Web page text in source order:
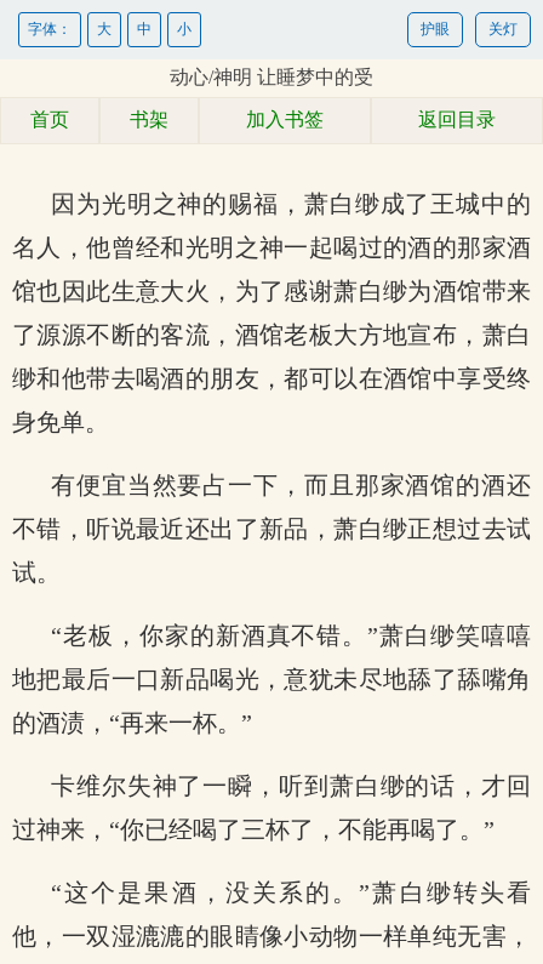
关灯
护眼
字体： 大 中 小
动心/神明 让睡梦中的受
首页 书架 加入书签 返回目录
因为光明之神的赐福，萧白缈成了王城中的
名人，他曾经和光明之神一起喝过的酒的那家酒
馆也因此生意大火，为了感谢萧白缈为酒馆带来
了源源不断的客流，酒馆老板大方地宣布，萧白
缈和他带去喝酒的朋友，都可以在酒馆中享受终
身免单。
有便宜当然要占一下，而且那家酒馆的酒还
不错，听说最近还出了新品，萧白缈正想过去试
试。
“老板，你家的新酒真不错。”萧白缈笑嘻嘻
地把最后一口新品喝光，意犹未尽地舔了舔嘴角
的酒渍，“再来一杯。”
卡维尔失神了一瞬，听到萧白缈的话，才回
过神来，“你已经喝了三杯了，不能再喝了。”
“这个是果酒，没关系的。”萧白缈转头看
他，一双湿漉漉的眼睛像小动物一样单纯无害，